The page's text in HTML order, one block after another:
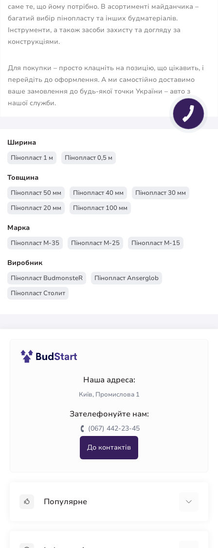
саме те, що йому потрібно. В асортименті майданчика –
багатий вибір пінопласту та інших будматеріалів.
Інструменти, а також засоби захисту та догляду за
конструкціями.
Для покупки – просто клацніть на позицію, що цікавить, і
перейдіть до оформлення. А ми самостійно доставимо
ваше замовлення до будь-якої точки України – авто з
нашої служби.
Ширина
Пінопласт 1 м Пінопласт 0,5 м
Товщина
Пінопласт 50 мм Пінопласт 40 мм
Пінопласт 30 мм
Пінопласт 20 мм
Пінопласт 100 мм
Марка
Пінопласт М-35 Пінопласт М-25 Пінопласт М-15
Виробник
Пінопласт BudmonsteR
Пінопласт Anserglob
Пінопласт Столит
Наша адреса:
Київ, Промислова 1
Зателефонуйте нам:
(067) 442-23-45
До контактів
Популярне